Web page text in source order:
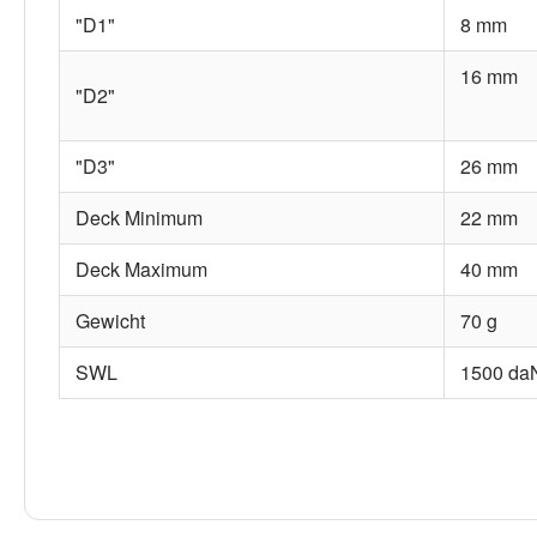
"D1" 8 mm
"D2"
16 mm
"D3"
26 mm
Deck Minimum
22 mm
Deck Maximum
40 mm
Gewicht
70 g
SWL
1500